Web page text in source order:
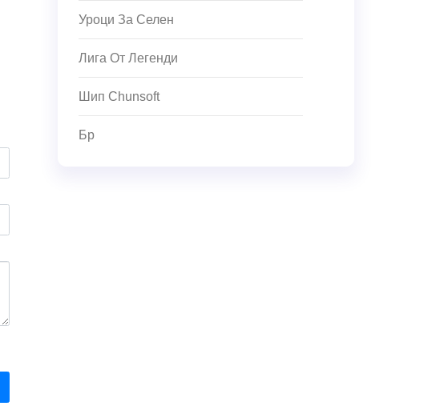
Уроци За Селен
Лига От Легенди
Шип Chunsoft
Бр